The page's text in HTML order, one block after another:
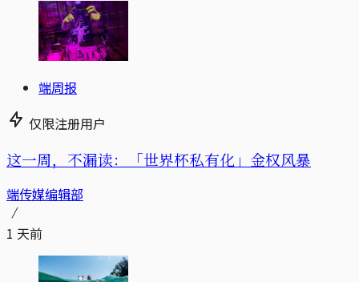
端周报
仅限注册用户
这一周，不漏读：「世界杯私有化」金权风暴
端传媒编辑部
1 天前